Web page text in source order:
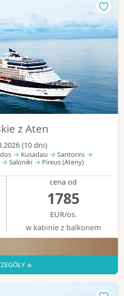
z Aten
(10 dni)
Kusadasi
Santorini
Saloniki Pireus (Ateny)
cena od
1785
EUR/os.
w kabinie z balkonem
»